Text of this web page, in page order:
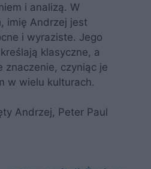
i analizą. W
imię Andrzej jest
i wyraziste. Jego
klasyczne, a
znaczenie, czyniąc je
w wielu kulturach.
Andrzej, Peter Paul